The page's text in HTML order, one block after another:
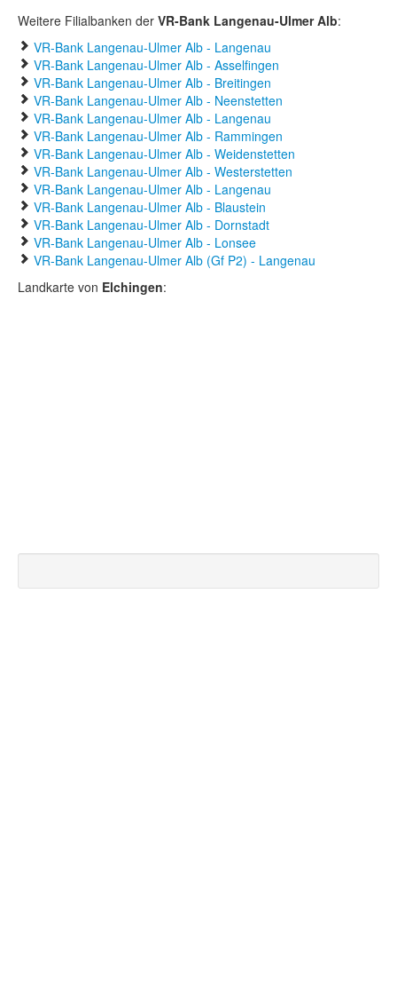
Weitere Filialbanken der VR-Bank Langenau-Ulmer Alb:
VR-Bank Langenau-Ulmer Alb - Langenau
VR-Bank Langenau-Ulmer Alb - Asselfingen
VR-Bank Langenau-Ulmer Alb - Breitingen
VR-Bank Langenau-Ulmer Alb - Neenstetten
VR-Bank Langenau-Ulmer Alb - Langenau
VR-Bank Langenau-Ulmer Alb - Rammingen
VR-Bank Langenau-Ulmer Alb - Weidenstetten
VR-Bank Langenau-Ulmer Alb - Westerstetten
VR-Bank Langenau-Ulmer Alb - Langenau
VR-Bank Langenau-Ulmer Alb - Blaustein
VR-Bank Langenau-Ulmer Alb - Dornstadt
VR-Bank Langenau-Ulmer Alb - Lonsee
VR-Bank Langenau-Ulmer Alb (Gf P2) - Langenau
Landkarte von Elchingen: